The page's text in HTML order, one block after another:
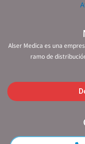
Alser Medica es una
ramo de